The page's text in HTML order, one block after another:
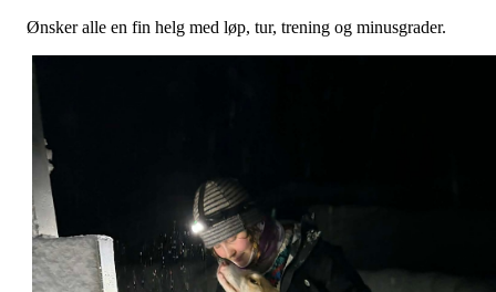
Ønsker alle en fin helg med løp, tur, trening og minusgrader.